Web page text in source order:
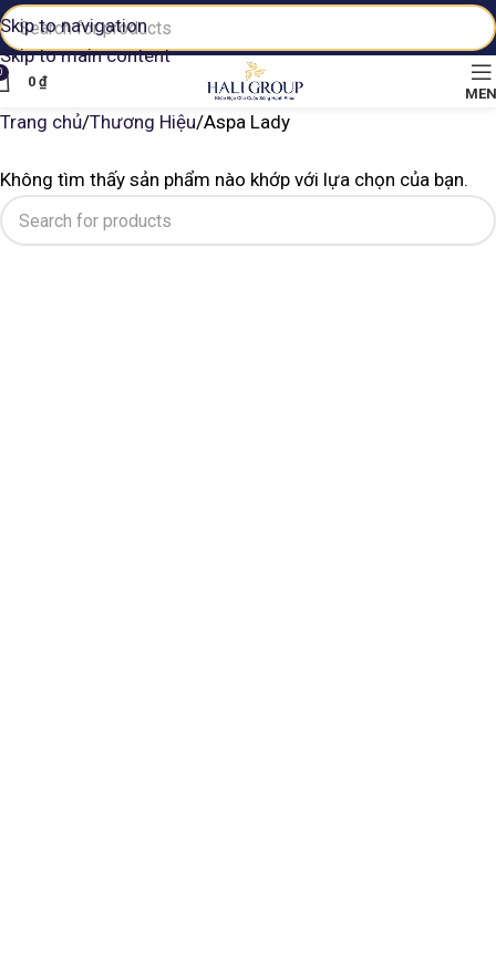
Skip to navigation
Skip to main content
0 ₫
Trang chủ Thương Hiệu Aspa Lady
Không tìm thấy sản phẩm nào khớp với lựa chọn của bạn.